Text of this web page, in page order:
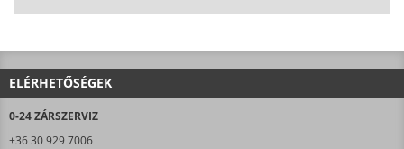
ELÉRHETŐSÉGEK
0-24 ZÁRSZERVIZ
+36 30 929 7006